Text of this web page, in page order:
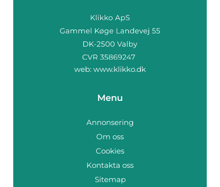
web: www.klikko.dk
Menu
Annonsering
Om oss
Cookies
Kontakta oss
Sitemap